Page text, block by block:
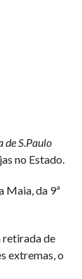
de S.Paulo
no Estado.
Maia, da 9ª
retirada de
extremas, o